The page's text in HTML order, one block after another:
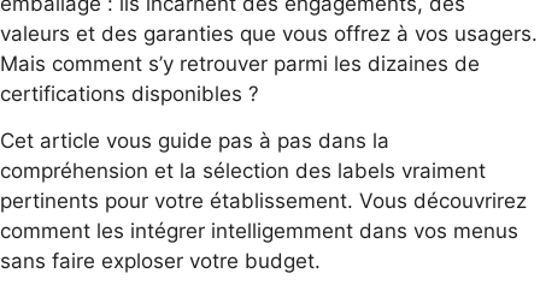
valeurs et des garanties que vous offrez à vos usagers.
Mais comment s’y retrouver parmi les dizaines de
certifications disponibles ?
Cet article vous guide pas à pas dans la
compréhension et la sélection des labels vraiment
pertinents pour votre établissement. Vous découvrirez
comment les intégrer intelligemment dans vos menus
sans faire exploser votre budget.